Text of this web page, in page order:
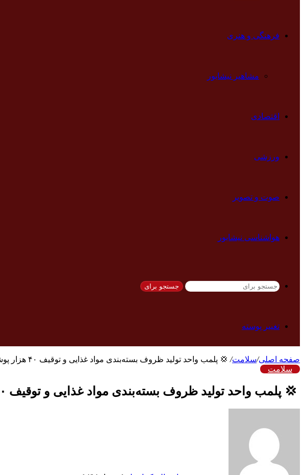
فرهنگی و هنری
مشاهیر نیشابور
اقتصادی
ورزشی
صوت و تصویر
هواشناسی نیشابور
جستجو برای
تغییر پوسته
صفحه اصلی/سلامت/ ‍ 💢 پلمب واحد تولید ظروف بسته‌بندی مواد غذایی و توقیف ۴۰ هزار پوشش بسته بندی غیربهداشتی در نیشابور
سلامت
‍ 💢 پلمب واحد تولید ظروف بسته‌بندی مواد غذایی و توقیف ۴۰ هزار پوشش بسته بندی غیربهداشتی در نیشابور